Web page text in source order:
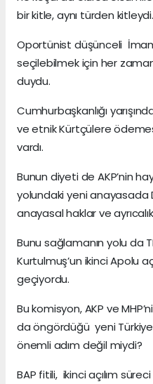
bir kitle, aynı türden kitleydi.
Oportünist düşünceli
seçilebilmek için her
duydu.
Cumhurbaşkanlığı
ve etnik Kürtçülere
vardı.
Bunun diyeti de AKP’nin
yolundaki yeni anayasada
anayasal haklar ve
Bunu sağlamanın yolu da
Kurtulmuş’un ikinci Apolu
geçiyordu.
Bu komisyon, AKP ve
da öngördüğü yeni
önemli adım değil miydi?
BAP fitili, ikinci açılım